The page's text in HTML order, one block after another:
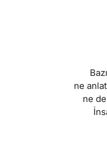
ne
ne